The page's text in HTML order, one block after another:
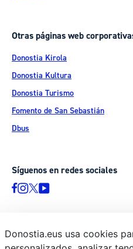
Otras páginas web
Donostia Kirola
Donostia Kultura
Donostia Turismo
Fomento de San Sebastián
Dbus
Síguenos en redes sociales
© Donostiako Udala -
Donostia.eus usa cookies